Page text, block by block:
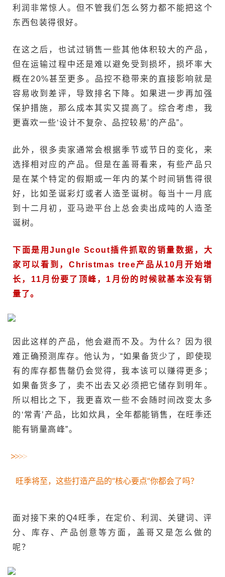
利润非常惊人。但不管我们怎么努力都不能把这个
东西包装得很好。
在这之后，也试过销售一些其他体积较大的产品，
但在运输过程中还是难以避免受到损坏，损坏率大
概在20%甚至更多。品控不稳带来的直接影响就是
容易收到差评，导致排名下降。如果进一步再加强
保护措施，那么成本其实又提高了。综合考虑，我
更喜欢一些‘设计不复杂、品控较易’的产品”。
此外，很多卖家通常会根据季节或节日的变化，来
选择相对应的产品。但是在盖哥看来，有些产品只
是在某个特定的假期或一年内的某个时间销售得很
好，比如圣诞彩灯或者人造圣诞树。每当十一月底
到十二月初，亚马逊平台上总会卖出成吨的人造圣
诞树。
下面是用Jungle Scout插件抓取的销量数据，大
家可以看到，Christmas tree产品从10月开始增
长，11月份要了顶峰，1月份的时候就基本没有销
量了。
因此这样的产品，他会避而不及。为什么？因为很
难正确预测库存。他认为，“如果备货少了，即使现
有的库存都售罄仍会觉得，我本该可以赚得更多；
如果备货多了，卖不出去又必须把它储存到明年。
所以相比之下，我更喜欢一些不会随时间改变太多
的‘常青’产品，比如炊具，全年都能销售，在旺季还
能有销量高峰”。
>>>>
旺季将至，这些打造产品的“核心要点”你都会了吗？
面对接下来的Q4旺季，在定价、利润、关键词、评
分、库存、产品创意等方面，盖哥又是怎么做的
呢？